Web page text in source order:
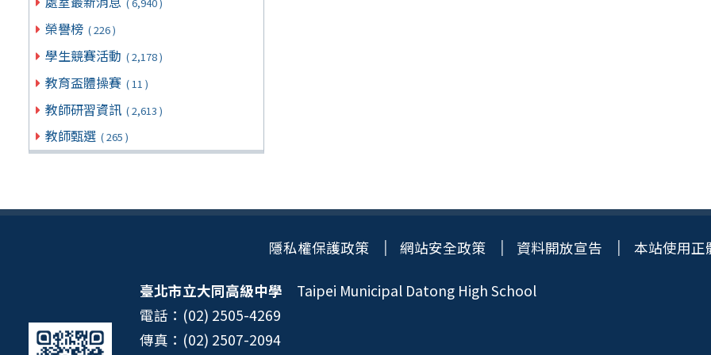
( 6,940 )
榮譽榜 ( 226 )
學生競賽活動 ( 2,178 )
教育盃體操賽 ( 11 )
教師研習資訊 ( 2,613 )
教師甄選 ( 265 )
隱私權保護政策 網站安全政策 資料開放宣告 本站使用正
臺北市立大同高級中學 Taipei Municipal Datong High School
電話：(02) 2505-4269
傳真：(02) 2507-2094